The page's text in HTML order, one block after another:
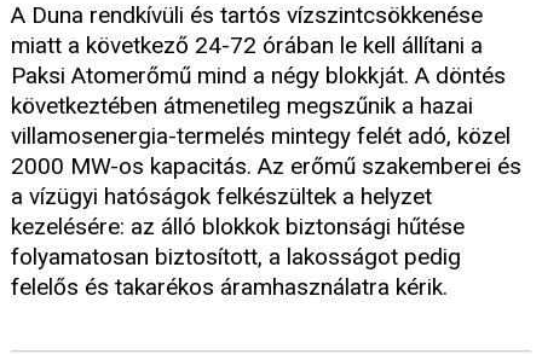
A Duna rendkívüli és tartós vízszintcsökkenése
miatt a következő 24-72 órában le kell állítani a
Paksi Atomerőmű mind a négy blokkját. A döntés
következtében átmenetileg megszűnik a hazai
villamosenergia-termelés mintegy felét adó, közel
2000 MW-os kapacitás. Az erőmű szakemberei és
a vízügyi hatóságok felkészültek a helyzet
kezelésére: az álló blokkok biztonsági hűtése
folyamatosan biztosított, a lakosságot pedig
felelős és takarékos áramhasználatra kérik.